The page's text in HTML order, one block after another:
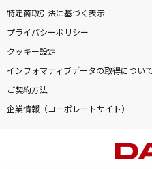
特定商取引法に基づく表示
プライバシーポリシー
クッキー設定
インフォマティブデータの取得について
ご契約方法
企業情報（コーポレートサイト）